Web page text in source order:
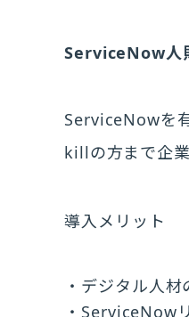
ServiceNow人
ServiceNowを
killの方まで企
導入メリット
デジタル人材
ServiceNow